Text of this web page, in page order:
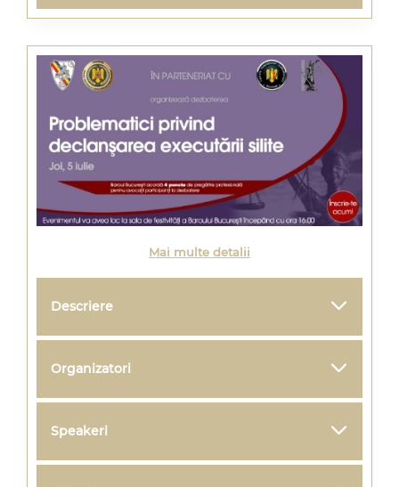
Mai multe detalii
Descriere
Organizatori
Speakeri